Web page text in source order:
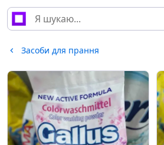
Засоби для прання